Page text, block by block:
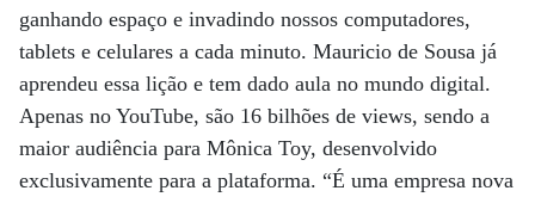
ganhando espaço e invadindo nossos computadores,
tablets e celulares a cada minuto. Mauricio de Sousa já
aprendeu essa lição e tem dado aula no mundo digital.
Apenas no YouTube, são 16 bilhões de views, sendo a
maior audiência para Mônica Toy, desenvolvido
exclusivamente para a plataforma. “É uma empresa nova